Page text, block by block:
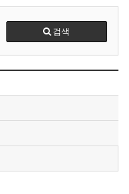
검색